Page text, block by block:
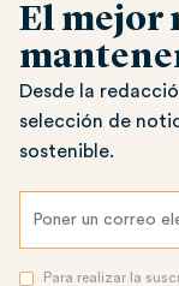
El mejor
Desde la
selección de
sostenible.
Para realizar la